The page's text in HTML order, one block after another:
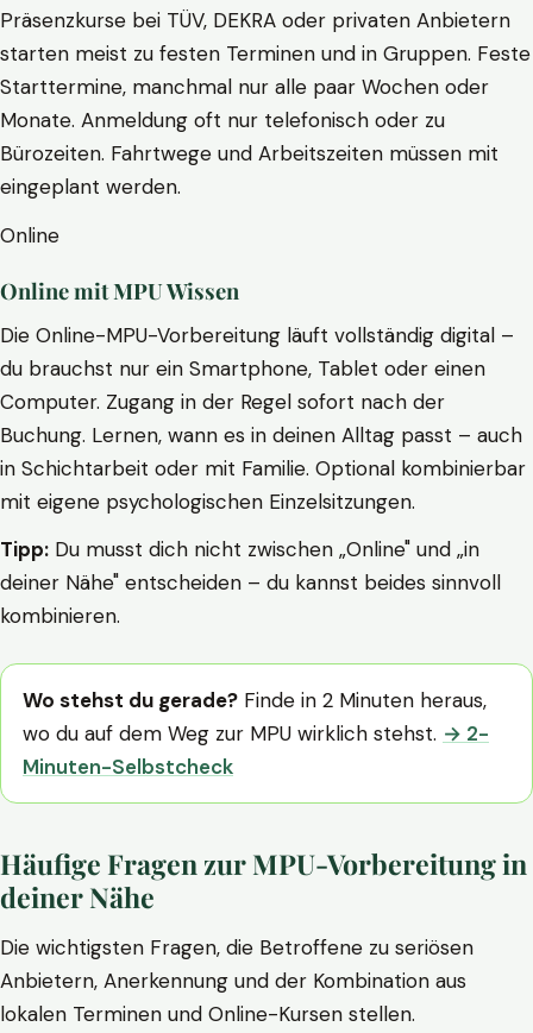
Präsenzkurse bei TÜV, DEKRA oder privaten Anbietern
starten meist zu festen Terminen und in Gruppen. Feste
Starttermine, manchmal nur alle paar Wochen oder
Monate. Anmeldung oft nur telefonisch oder zu
Bürozeiten. Fahrtwege und Arbeitszeiten müssen mit
eingeplant werden.
Online
Online mit MPU Wissen
Die Online-MPU-Vorbereitung läuft vollständig digital –
du brauchst nur ein Smartphone, Tablet oder einen
Computer. Zugang in der Regel sofort nach der
Buchung. Lernen, wann es in deinen Alltag passt – auch
in Schichtarbeit oder mit Familie. Optional kombinierbar
mit eigene psychologischen Einzelsitzungen.
Tipp: Du musst dich nicht zwischen „Online" und „in
deiner Nähe" entscheiden – du kannst beides sinnvoll
kombinieren.
Wo stehst du gerade? Finde in 2 Minuten heraus,
wo du auf dem Weg zur MPU wirklich stehst. → 2-
Minuten-Selbstcheck
Häufige Fragen zur MPU-Vorbereitung in
deiner Nähe
Die wichtigsten Fragen, die Betroffene zu seriösen
Anbietern, Anerkennung und der Kombination aus
lokalen Terminen und Online-Kursen stellen.